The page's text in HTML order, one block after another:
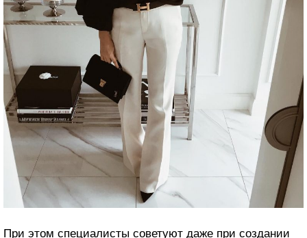
При этом специалисты советуют даже при создании